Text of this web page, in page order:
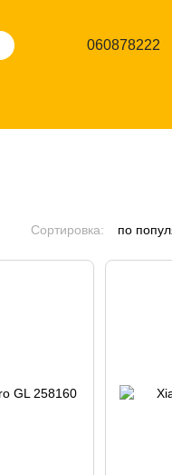
060878222
Сортировка: по